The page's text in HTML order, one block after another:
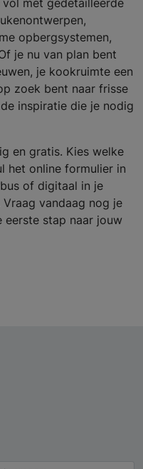
opbergsystemen,
je nu van plan bent
je kookruimte een
zoek bent naar frisse
inspiratie die je nodig
en gratis. Kies welke
het online formulier in
of digitaal in je
vandaag nog je
eerste stap naar jouw